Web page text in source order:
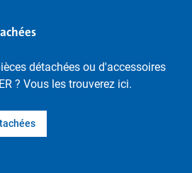
détachées ou d'accessoires
? Vous les trouverez ici.